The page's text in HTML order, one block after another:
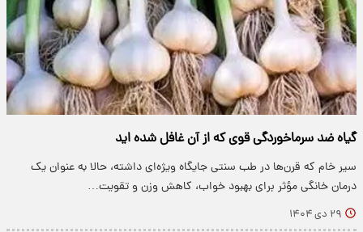
گیاه ضد سرماخوردگی قوی که از آن غافل شده اید
سیر خام که قرن‌ها در طب سنتی جایگاه ویژه‌ای داشته، حالا به عنوان یک
درمان خانگی مؤثر برای بهبود خواب، کاهش وزن و تقویت…
۲۹ دی ۱۴۰۴